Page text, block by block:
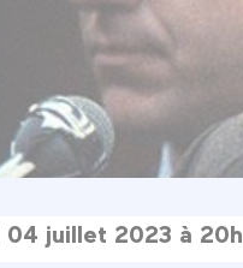
04 juillet 2023 à 20h